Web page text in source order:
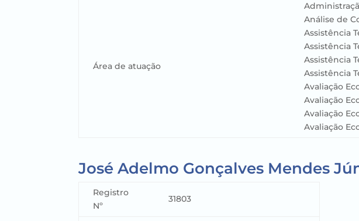
Área de atuação
Análise de
Assistência
Assistência
Assistência
Assistência
Avaliação
Avaliação
Avaliação
Avaliação
José Adelmo Gonçalves Mendes
Registro
Nº
31803